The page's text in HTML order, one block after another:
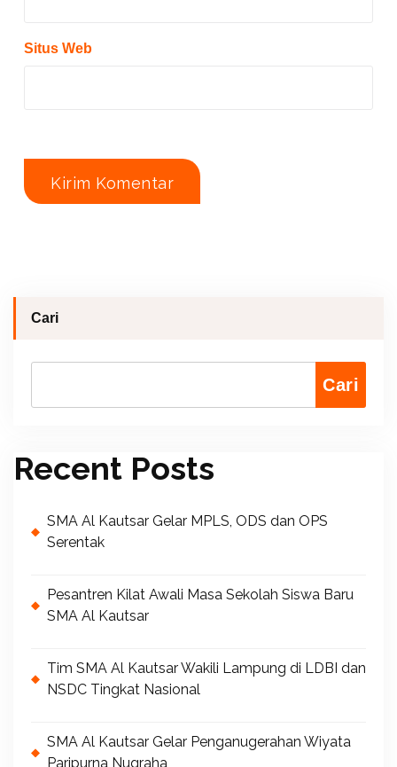
Situs Web
Cari
Cari
Recent Posts
SMA Al Kautsar Gelar MPLS, ODS dan OPS
Serentak
Pesantren Kilat Awali Masa Sekolah Siswa Baru
SMA Al Kautsar
Tim SMA Al Kautsar Wakili Lampung di LDBI dan
NSDC Tingkat Nasional
SMA Al Kautsar Gelar Penganugerahan Wiyata
Paripurna Nugraha